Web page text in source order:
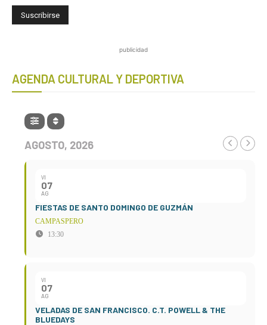
publicidad
AGENDA CULTURAL Y DEPORTIVA
AGOSTO, 2026
VI
07
AG
FIESTAS DE SANTO DOMINGO DE GUZMÁN
CAMPASPERO
13:30
VI
07
AG
VELADAS DE SAN FRANCISCO. C.T. POWELL & THE
BLUEDAYS